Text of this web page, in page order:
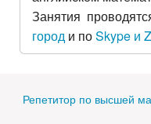
Занятия
город и поSkype и
Репетитор по высшей